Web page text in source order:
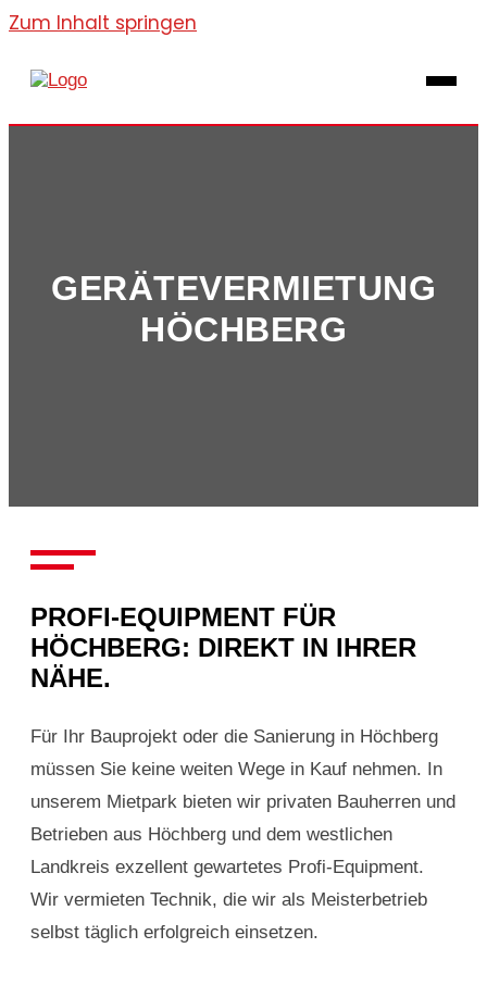
Zum Inhalt springen
GERÄTE­VERMIETUNG
HÖCHBERG
PROFI-EQUIPMENT FÜR
HÖCHBERG: DIREKT IN IHRER
NÄHE.
Für Ihr Bauprojekt oder die Sanierung in Höchberg
müssen Sie keine weiten Wege in Kauf nehmen. In
unserem Mietpark bieten wir privaten Bauherren und
Betrieben aus Höchberg und dem westlichen
Landkreis exzellent gewartetes Profi-Equipment.
Wir vermieten Technik, die wir als Meisterbetrieb
selbst täglich erfolgreich einsetzen.